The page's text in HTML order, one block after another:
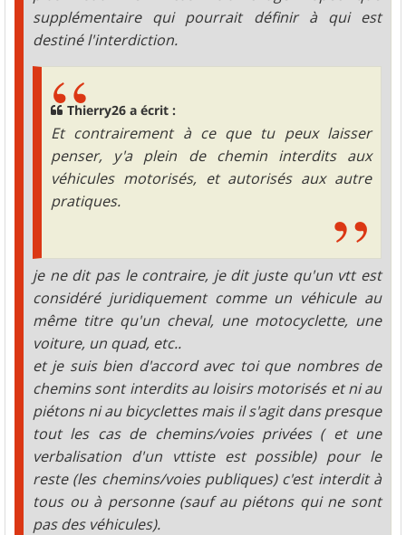
supplémentaire qui pourrait définir à qui est
destiné l'interdiction.
Thierry26 a écrit :
Et contrairement à ce que tu peux laisser
penser, y'a plein de chemin interdits aux
véhicules motorisés, et autorisés aux autre
pratiques.
je ne dit pas le contraire, je dit juste qu'un vtt est
considéré juridiquement comme un véhicule au
même titre qu'un cheval, une motocyclette, une
voiture, un quad, etc..
et je suis bien d'accord avec toi que nombres de
chemins sont interdits au loisirs motorisés et ni au
piétons ni au bicyclettes mais il s'agit dans presque
tout les cas de chemins/voies privées ( et une
verbalisation d'un vttiste est possible) pour le
reste (les chemins/voies publiques) c'est interdit à
tous ou à personne (sauf au piétons qui ne sont
pas des véhicules).